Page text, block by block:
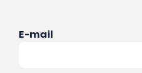
E-mail